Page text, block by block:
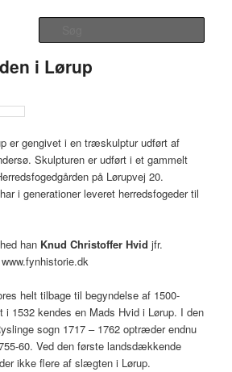
i Lørup
er gengivet i en træskulptur udført af
Skulpturen er udført i et gammelt
på Lørupvej 20.
i generationer leveret herredsfogeder til
han Knud Christoffer Hvid jfr.
helt tilbage til begyndelse af 1500-
i 1532 kendes en Mads Hvid i Lørup. I den
sogn 1717 – 1762 optræder endnu
60. Ved den første landsdækkende
ikke flere af slægten i Lørup.